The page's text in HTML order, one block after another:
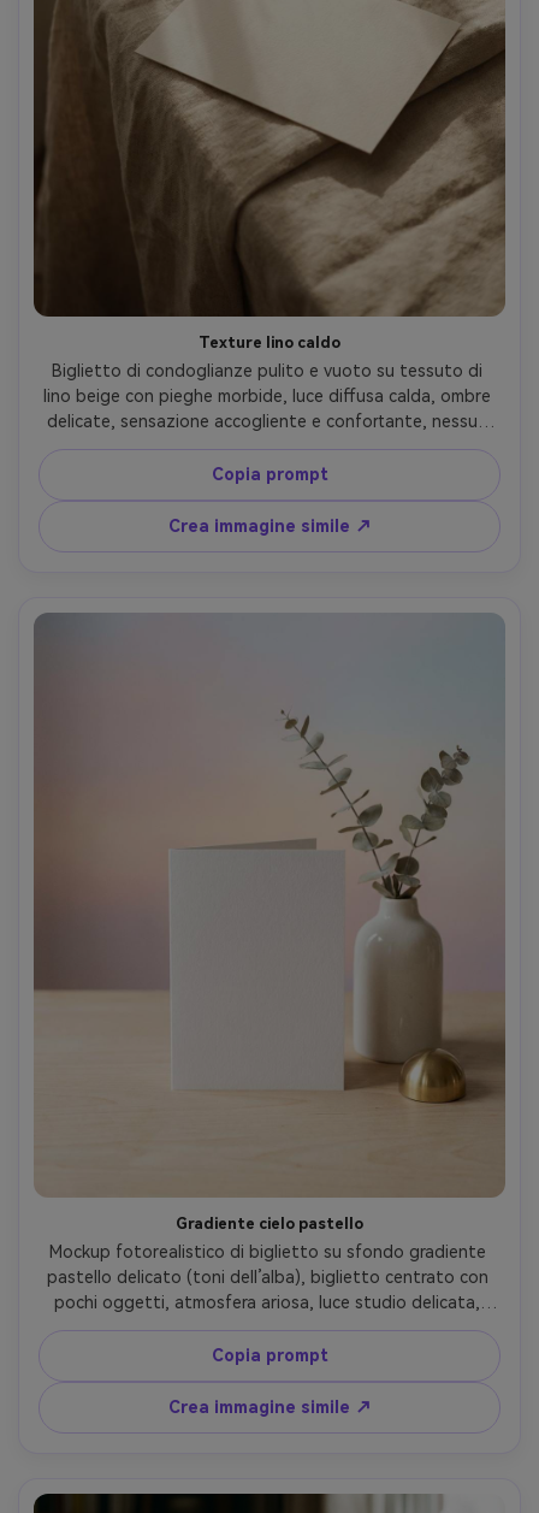
Texture lino caldo
Biglietto di condoglianze pulito e vuoto su tessuto di
lino beige con pieghe morbide, luce diffusa calda, ombre
delicate, sensazione accogliente e confortante, nessun
testo, nessuna lettera, Fujifilm GFX, 63mm, texture carta
fotorealistica --ar 4:5
Copia prompt
Crea immagine simile ↗
Gradiente cielo pastello
Mockup fotorealistico di biglietto su sfondo gradiente
pastello delicato (toni dell’alba), biglietto centrato con
pochi oggetti, atmosfera ariosa, luce studio delicata,
nessun testo, nessuna lettera, obiettivo 35mm, design
moderno pulito --ar 4:5
Copia prompt
Crea immagine simile ↗